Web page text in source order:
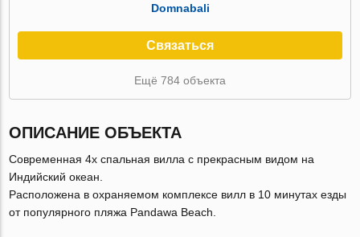
Domnabali
Связаться
Ещё 784 объекта
ОПИСАНИЕ ОБЪЕКТА
Современная 4х спальная вилла с прекрасным видом на
Индийский океан.
Расположена в охраняемом комплексе вилл в 10 минутах езды
от популярного пляжа Pandawa Beach.